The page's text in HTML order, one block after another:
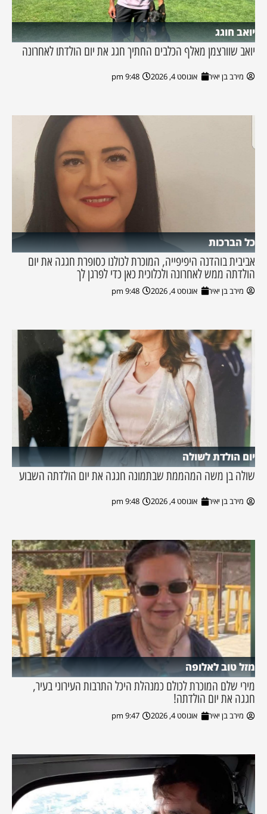
יואב חוגג
יואב שוורצמן מאלף הכלבים החתיך חגג את יום הולדתו לאחרונה
מירב בן יאיר אוגוסט 4, 2026 9:48 pm
כל הברכות
אביבית בוהדנה היפיפייה, המוכרת לכולנו כסופרת חגגה את יום
הולדתה ממש לאחרונה ולכלוכית כאן כדי לפרגן לך
מירב בן יאיר אוגוסט 4, 2026 9:48 pm
יום הולדת לשולה
שולה בן משה המהממת שבתמונה חגגה את יום הולדתה השבוע
מירב בן יאיר אוגוסט 4, 2026 9:48 pm
מזל טוב לאלופה
מירי שלם המוכרת לכולם כמנהלת היכל התרבות העירוני בעיר,
חגגה את יום הולדתה!
מירב בן יאיר אוגוסט 4, 2026 9:47 pm